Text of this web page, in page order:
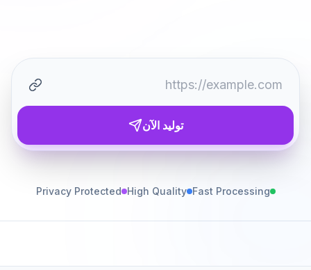
توليد الآن
Fast Processing
High Quality
Privacy Protected